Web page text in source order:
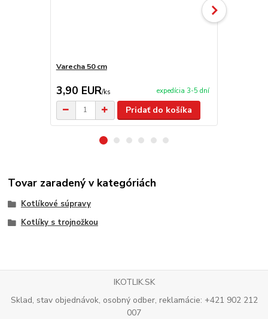
Varecha 50 cm
3,90 EUR/ks expedícia 3-5 dní
Pridať do košíka
Tovar zaradený v kategóriách
Kotlíkové súpravy
Kotlíky s trojnožkou
IKOTLIK.SK
Sklad, stav objednávok, osobný odber, reklamácie: +421 902 212
007